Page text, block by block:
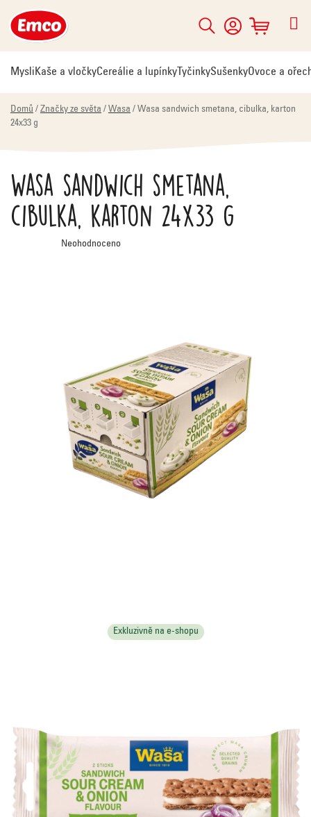
na
obsah
Hledat
NÁKUPNÍ
KOŠÍK
MysliKaše a vločkyCereálie a lupínky TyčinkySušenkyOvoce a
Domů / Značky ze světa / Wasa / Wasa sandwich smetana, cibulka, karton
24x33 g
Wasa sandwich smetana,
cibulka, karton 24x33 g
Průměrné
hodnocení
Neohodnoceno
Exkluzivně na e-shopu